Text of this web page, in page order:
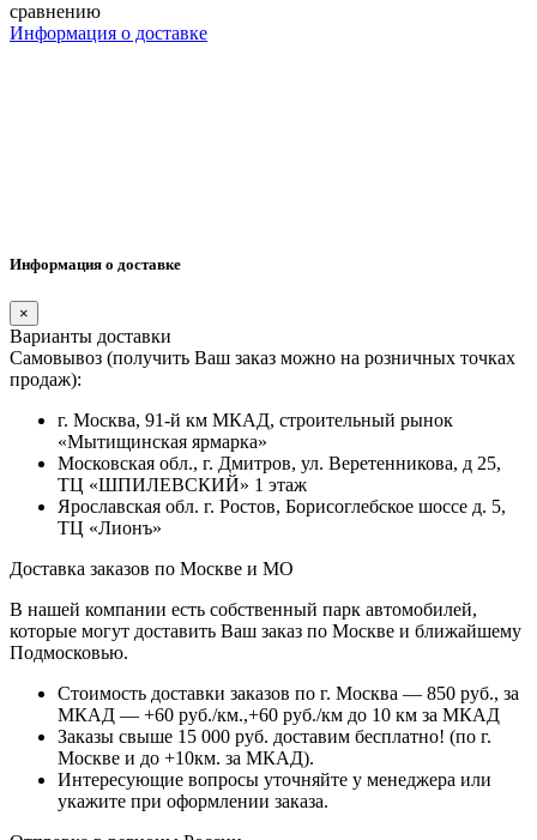
сравнению
Информация о доставке
Информация о доставке
×
Варианты доставки
Самовывоз (получить Ваш заказ можно на розничных точках
продаж):
г. Москва, 91-й км МКАД, строительный рынок
«Мытищинская ярмарка»
Московская обл., г. Дмитров, ул. Веретенникова, д 25,
ТЦ «ШПИЛЕВСКИЙ» 1 этаж
Ярославская обл. г. Ростов, Борисоглебское шоссе д. 5,
ТЦ «Лионъ»
Доставка заказов по Москве и МО
В нашей компании есть собственный парк автомобилей,
которые могут доставить Ваш заказ по Москве и ближайшему
Подмосковью.
Стоимость доставки заказов по г. Москва — 850 руб., за
МКАД — +60 руб./км.,+60 руб./км до 10 км за МКАД
Заказы свыше 15 000 руб. доставим бесплатно! (по г.
Москве и до +10км. за МКАД).
Интересующие вопросы уточняйте у менеджера или
укажите при оформлении заказа.